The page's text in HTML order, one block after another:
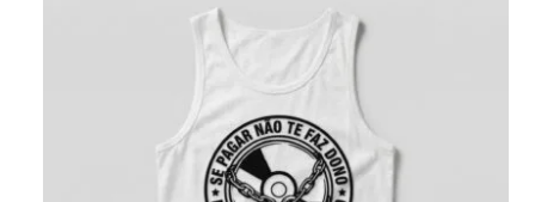
R$ 278,99.
R$ 237,14.